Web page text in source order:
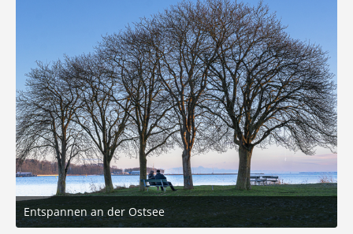
Entspannen an der Ostsee
5. Januar 2026 um 19:51